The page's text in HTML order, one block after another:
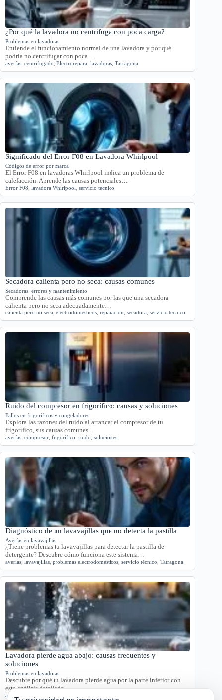
¿Por qué la lavadora no centrifuga con poca carga?
Problemas en lavadoras
Entiende el funcionamiento normal de una lavadora y por qué
podría no centrifugar con poca…
averías centrifugado Electrorepara lavadoras Tarragona
Significado del Error F08 en Lavadora Whirlpool
Códigos de error por marca
El Error F08 en lavadoras Whirlpool indica un problema de
calefacción. Aprende las causas potenciales…
Error F08 lavadora Whirlpool servicio técnico
Secadora calienta pero no seca: causas comunes
Secadoras: errores y mantenimiento
Comprende las causas más comunes por las que una secadora
calienta pero no seca adecuadamente…
calienta pero no seca electrodomésticos reparación secadora servicio técnico
Ruido del compresor en frigorífico: causas y soluciones
Fallos en frigoríficos y congeladores
Explora las razones del ruido al arrancar el compresor de tu
frigorífico, sus causas comunes…
averías compresor frigorífico ruido soluciones
Diagnóstico de un lavavajillas que no detecta la pastilla
Averías en lavavajillas
¿Tiene problemas tu lavavajillas para detectar la pastilla de
detergente? Descubre cómo funciona este sistema…
averías lavavajillas problemas electrodomésticos servicio técnico Tarragona
Lavadora pierde agua abajo: causas frecuentes y
soluciones
Problemas en lavadoras
Descubre por qué tu lavadora pierde agua por la parte inferior con
este análisis detallado.…
agua